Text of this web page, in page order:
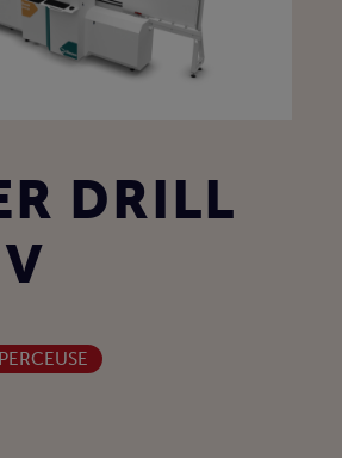
DRILL
PERCEUSE